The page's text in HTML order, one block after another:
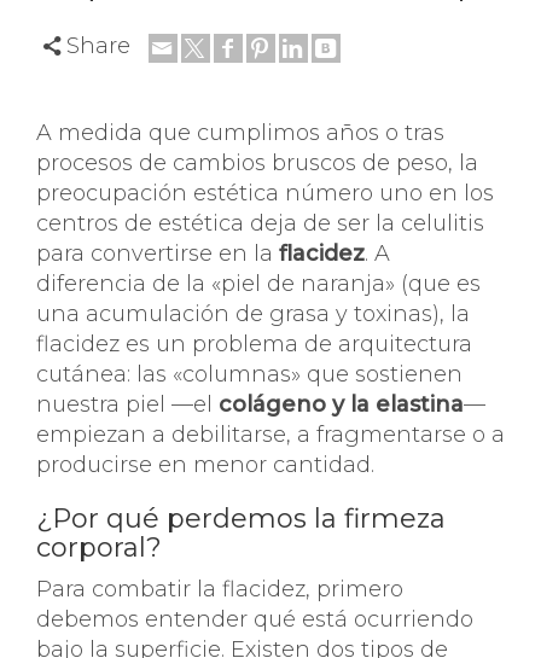
Share
A medida que cumplimos años o tras
procesos de cambios bruscos de peso, la
preocupación estética número uno en los
centros de estética deja de ser la celulitis
para convertirse en la flacidez. A
diferencia de la «piel de naranja» (que es
una acumulación de grasa y toxinas), la
flacidez es un problema de arquitectura
cutánea: las «columnas» que sostienen
nuestra piel —el colágeno y la elastina—
empiezan a debilitarse, a fragmentarse o a
producirse en menor cantidad.
¿Por qué perdemos la firmeza
corporal?
Para combatir la flacidez, primero
debemos entender qué está ocurriendo
bajo la superficie. Existen dos tipos de